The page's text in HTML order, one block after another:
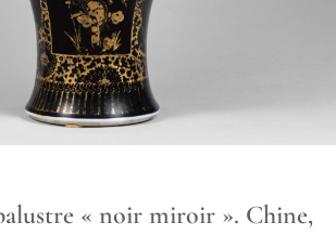
« noir miroir ». Chine,